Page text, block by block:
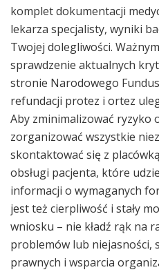
komplet dokumentacji
lekarza specjalisty, wyniki
Twojej dolegliwości.
sprawdzenie aktualnych
stronie Narodowego
refundacji protez i ortez
Aby zminimalizować ryzyko
zorganizować wszystkie
skontaktować się z
obsługi pacjenta, które
informacji o wymaganych
jest też cierpliwość i stały
wniosku – nie kładź rąk na
problemów lub niejasności,
prawnych i wsparcia